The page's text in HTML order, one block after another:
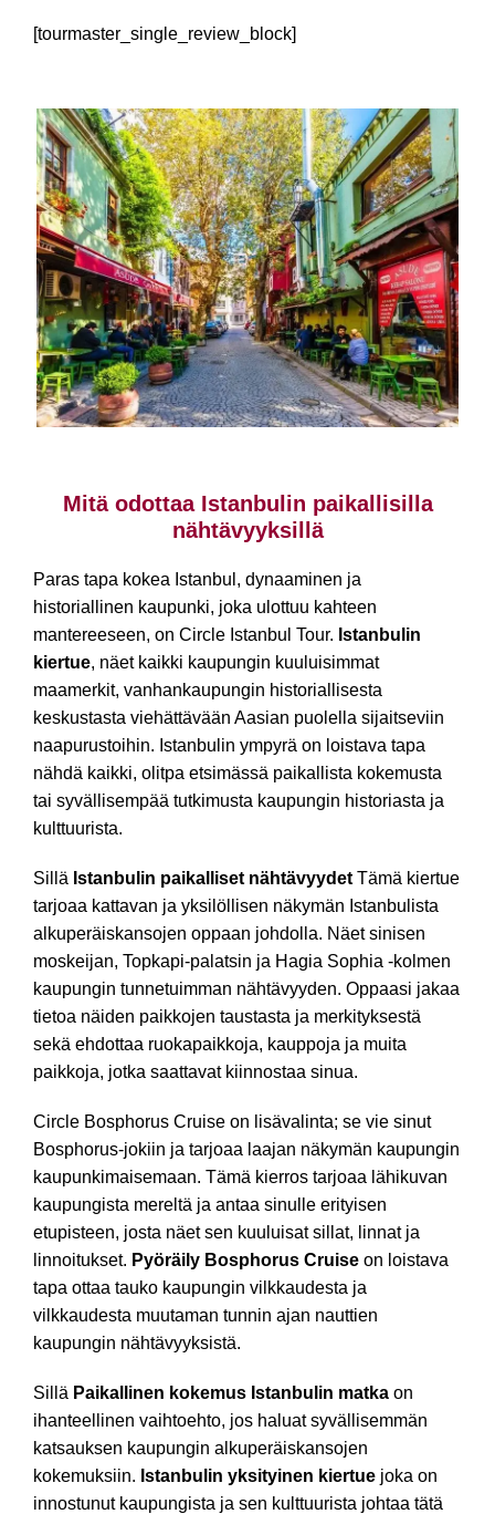
[tourmaster_single_review_block]
Mitä odottaa Istanbulin paikallisilla
nähtävyyksillä
Paras tapa kokea Istanbul, dynaaminen ja
historiallinen kaupunki, joka ulottuu kahteen
mantereeseen, on Circle Istanbul Tour. Istanbulin
kiertue, näet kaikki kaupungin kuuluisimmat
maamerkit, vanhankaupungin historiallisesta
keskustasta viehättävään Aasian puolella sijaitseviin
naapurustoihin. Istanbulin ympyrä on loistava tapa
nähdä kaikki, olitpa etsimässä paikallista kokemusta
tai syvällisempää tutkimusta kaupungin historiasta ja
kulttuurista.
Sillä Istanbulin paikalliset nähtävyydet Tämä kiertue
tarjoaa kattavan ja yksilöllisen näkymän Istanbulista
alkuperäiskansojen oppaan johdolla. Näet sinisen
moskeijan, Topkapi-palatsin ja Hagia Sophia -kolmen
kaupungin tunnetuimman nähtävyyden. Oppaasi jakaa
tietoa näiden paikkojen taustasta ja merkityksestä
sekä ehdottaa ruokapaikkoja, kauppoja ja muita
paikkoja, jotka saattavat kiinnostaa sinua.
Circle Bosphorus Cruise on lisävalinta; se vie sinut
Bosphorus-jokiin ja tarjoaa laajan näkymän kaupungin
kaupunkimaisemaan. Tämä kierros tarjoaa lähikuvan
kaupungista mereltä ja antaa sinulle erityisen
etupisteen, josta näet sen kuuluisat sillat, linnat ja
linnoitukset. Pyöräily Bosphorus Cruise on loistava
tapa ottaa tauko kaupungin vilkkaudesta ja
vilkkaudesta muutaman tunnin ajan nauttien
kaupungin nähtävyyksistä.
Sillä Paikallinen kokemus Istanbulin matka on
ihanteellinen vaihtoehto, jos haluat syvällisemmän
katsauksen kaupungin alkuperäiskansojen
kokemuksiin. Istanbulin yksityinen kiertue joka on
innostunut kaupungista ja sen kulttuurista johtaa tätä